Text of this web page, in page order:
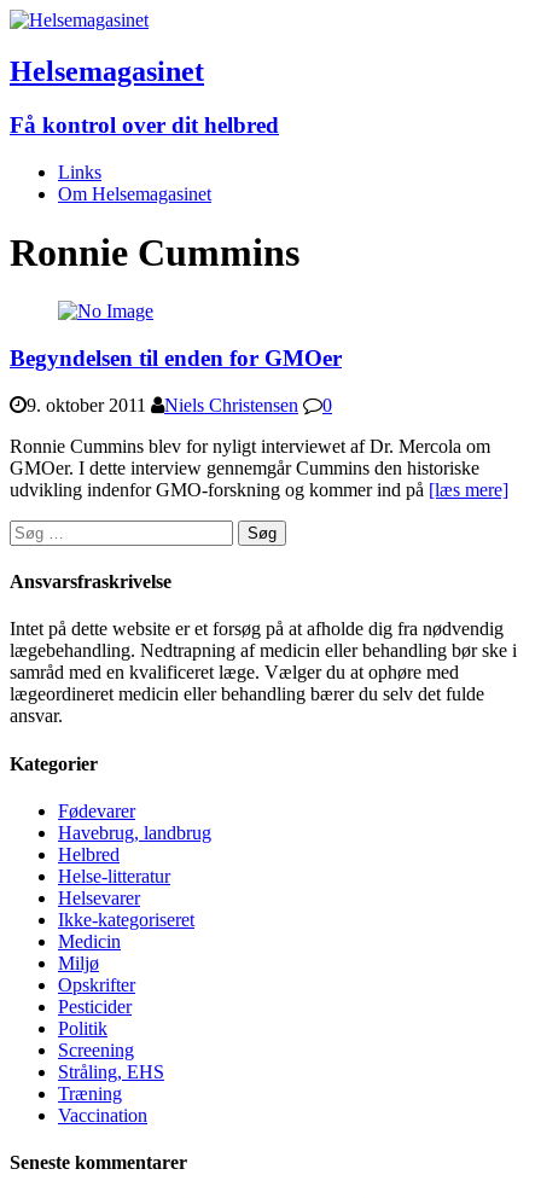
Helsemagasinet
Få kontrol over dit helbred
Links
Om Helsemagasinet
Ronnie Cummins
Begyndelsen til enden for GMOer
9. oktober 2011 Niels Christensen
0
Ronnie Cummins blev for nyligt interviewet af Dr. Mercola om
GMOer. I dette interview gennemgår Cummins den historiske
udvikling indenfor GMO-forskning og kommer ind på [læs mere]
Søg
efter:
Ansvarsfraskrivelse
Intet på dette website er et forsøg på at afholde dig fra nødvendig
lægebehandling. Nedtrapning af medicin eller behandling bør ske i
samråd med en kvalificeret læge. Vælger du at ophøre med
lægeordineret medicin eller behandling bærer du selv det fulde
ansvar.
Kategorier
Fødevarer
Havebrug, landbrug
Helbred
Helse-litteratur
Helsevarer
Ikke-kategoriseret
Medicin
Miljø
Opskrifter
Pesticider
Politik
Screening
Stråling, EHS
Træning
Vaccination
Seneste kommentarer